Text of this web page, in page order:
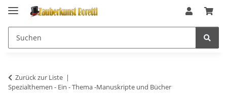
Zurück zur Liste
Spezialthemen - Ein - Thema -Manuskripte und Bücher